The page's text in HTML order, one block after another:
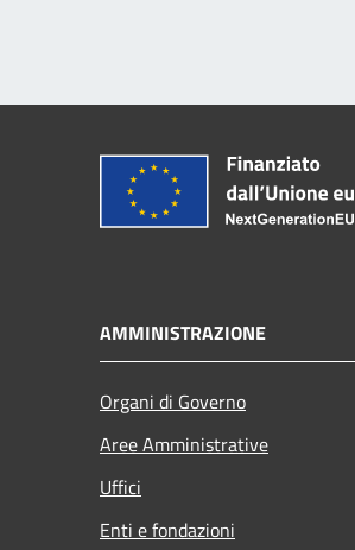
AMMINISTRAZIONE
Organi di Governo
Aree Amministrative
Uffici
Enti e fondazioni